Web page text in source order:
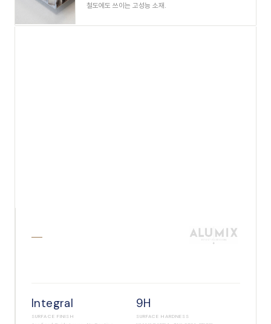
철도에도 쓰이는 고성능 소재.
Integral
SURFACE FINISH
9H
SURFACE HARDNESS